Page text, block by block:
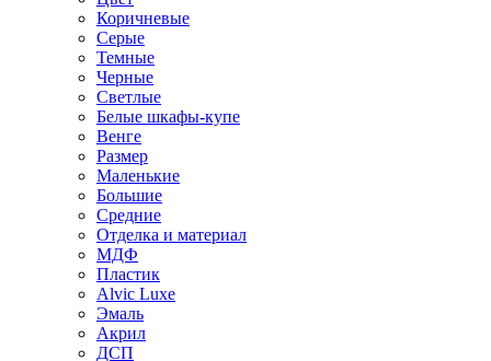
Коричневые
Серые
Темные
Черные
Светлые
Белые шкафы-купе
Венге
Размер
Маленькие
Большие
Средние
Отделка и материал
МДФ
Пластик
Alvic Luxe
Эмаль
Акрил
ДСП